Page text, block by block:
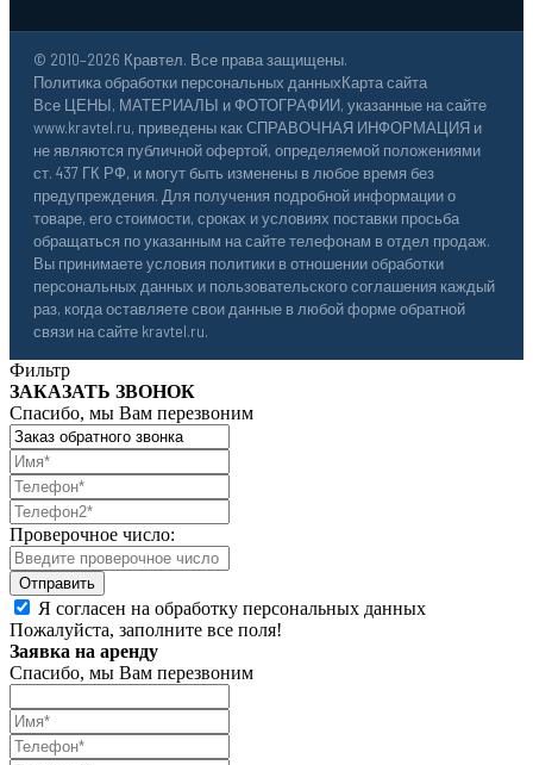
© 2010–2026 Кравтел. Все права защищены.
Политика обработки персональных данныхКарта сайта
Все ЦЕНЫ, МАТЕРИАЛЫ и ФОТОГРАФИИ, указанные на сайте
www.kravtel.ru, приведены как СПРАВОЧНАЯ ИНФОРМАЦИЯ и
не являются публичной офертой, определяемой положениями
ст. 437 ГК РФ, и могут быть изменены в любое время без
предупреждения. Для получения подробной информации о
товаре, его стоимости, сроках и условиях поставки просьба
обращаться по указанным на сайте телефонам в отдел продаж.
Вы принимаете условия политики в отношении обработки
персональных данных и пользовательского соглашения каждый
раз, когда оставляете свои данные в любой форме обратной
связи на сайте kravtel.ru.
Фильтр
ЗАКАЗАТЬ ЗВОНОК
Спасибо, мы Вам перезвоним
Проверочное число:
Я согласен на обработку персональных данных
Пожалуйста, заполните все поля!
Заявка на аренду
Спасибо, мы Вам перезвоним